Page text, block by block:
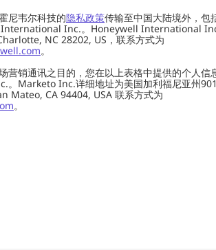
尼韦尔科技的隐私政策传输至中国大陆境外，包
International Inc.。Honeywell International
NC 28202, US，联系方式为
。
营销通讯之目的，您在以上表格中提供的个人信
。Marketo Inc.详细地址为美国加利福尼亚州
Mateo, CA 94404, USA 联系方式为
。